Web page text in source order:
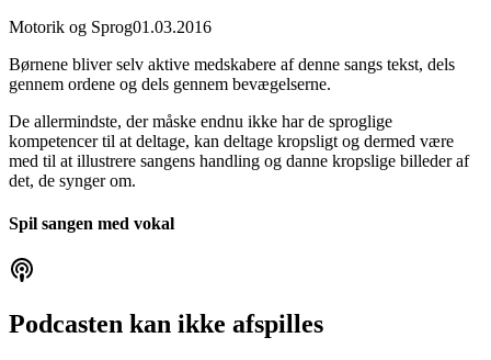
Motorik og Sprog01.03.2016
Børnene bliver selv aktive medskabere af denne sangs tekst, dels
gennem ordene og dels gennem bevægelserne.
De allermindste, der måske endnu ikke har de sproglige
kompetencer til at deltage, kan deltage kropsligt og dermed være
med til at illustrere sangens handling og danne kropslige billeder af
det, de synger om.
Spil sangen med vokal
Podcasten kan ikke afspilles